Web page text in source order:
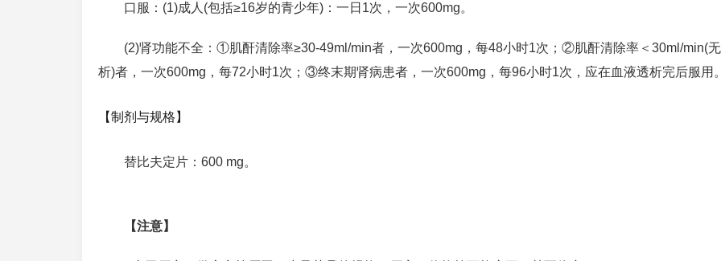
口服：(1)成人(包括≥16岁的青少年)：一日1次，一次600mg。
(2)肾功能不全：①肌酐清除率≥30-49ml/min者，一次600mg，每48小时1次；②肌酐清除率＜30ml/min(
析)者，一次600mg，每72小时1次；③终末期肾病患者，一次600mg，每96小时1次，应在血液透析完后服用
【制剂与规格】
替比夫定片：600 mg。
【注意】